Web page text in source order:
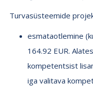
Turvasüsteemide
esmataotlemine
164.92 EUR.
kompetentsist
iga valitava